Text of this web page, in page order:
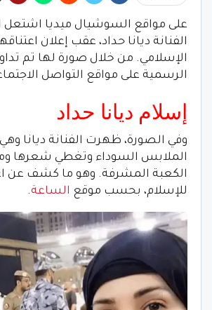
على مواقع السوشيال ميديا
الفنانة ديانا حداد، عقب إعلان
الإسلامي. من خلال صورة لها تم
الرسمية على مواقع التواصل
إسلام ديانا حداد
وفي الصورة، ظهرت الفنانة ديانا
الملابس السوداء وتغطي شعرها
الكعبة المشرفة. وهو ما كشف عن
للإسلام، بحسب موقع الساعة.